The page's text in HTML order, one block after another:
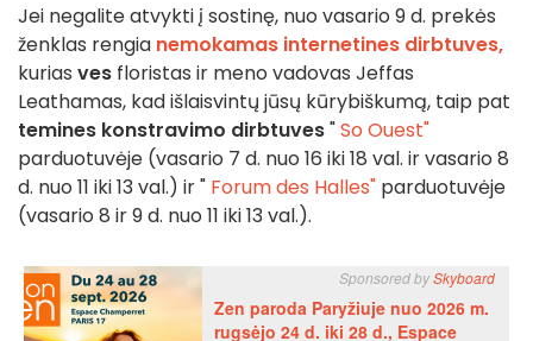
Jei negalite atvykti į sostinę, nuo vasario 9 d. prekės
ženklas rengia nemokamas internetines dirbtuves,
kurias ves floristas ir meno vadovas Jeffas
Leathamas, kad išlaisvintų jūsų kūrybiškumą, taip pat
temines konstravimo dirbtuves"So Ouest"
parduotuvėje (vasario 7 d. nuo 16 iki 18 val. ir vasario 8
d. nuo 11 iki 13 val.) ir " Forum des Halles" parduotuvėje
(vasario 8 ir 9 d. nuo 11 iki 13 val.).